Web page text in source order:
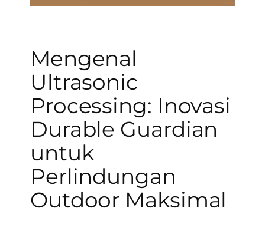
Mengenal
Ultrasonic
Processing: Inovasi
Durable Guardian
untuk
Perlindungan
Outdoor Maksimal